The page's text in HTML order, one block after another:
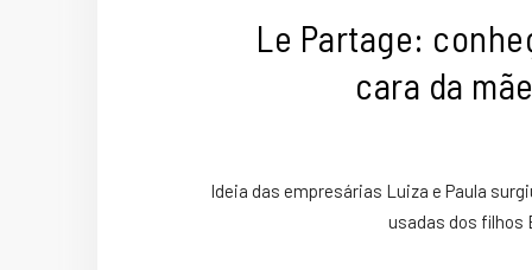
Le Partage:
cara da
Ideia das empresárias Luiza e Paula
usadas dos filhos